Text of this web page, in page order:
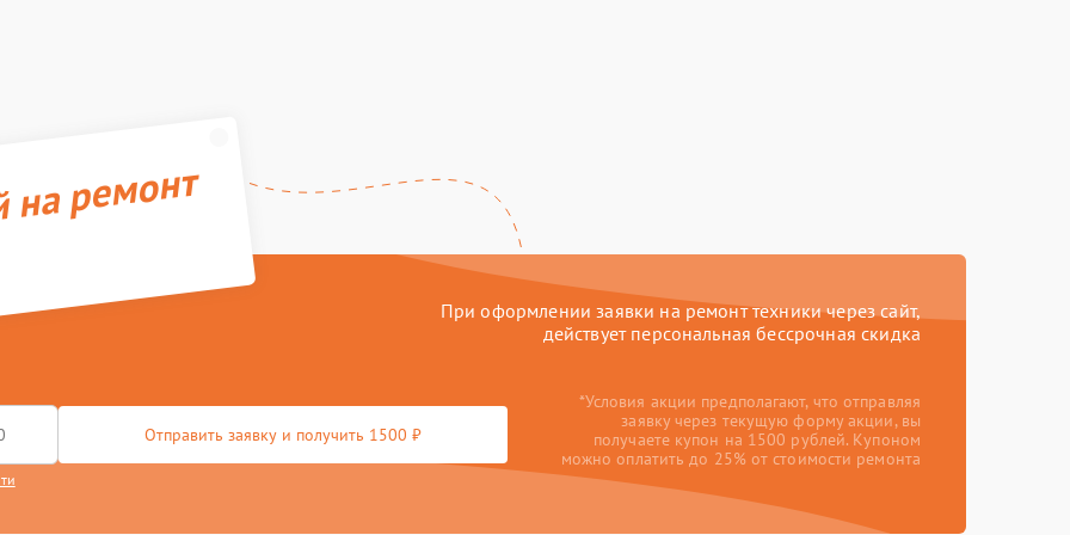
ремонт
При оформлении заявки на ремонт техники через сайт,
действует персональная бессрочная скидка
Отправить заявку и получить 1500 ₽
*Условия акции предполагают, что отправляя
заявку через текущую форму акции, вы
получаете купон на 1500 рублей. Купоном
можно оплатить до 25% от стоимости ремонта